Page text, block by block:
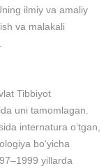
ilmiy va amaliy
va malakali
Tibbiyot
uni tamomlagan.
internatura o‘tgan,
bo‘yicha
yillarda